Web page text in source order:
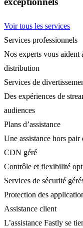
Voir tous les services
Services professionnels
Nos experts vous aident
distribution
Services de
Des expériences de
audiences
Plans d’assistance
Une assistance hors
CDN géré
Contrôle et flexibilité
Services de sécurité
Protection des
Assistance client
L’assistance Fastly se